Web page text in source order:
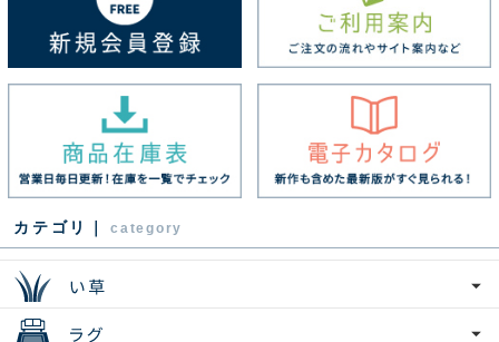
カテゴリ｜ category